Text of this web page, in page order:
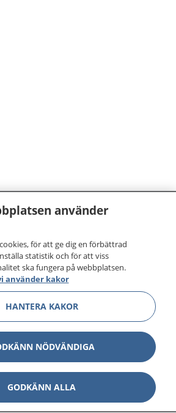
din hälsa och vård
om hälsa och information om
mottagningar du kan kontakta.
din journal och göra dina
telefonnummer 1177 för
dygnet runt.
du vill må bättre.
använder
för att ge dig en förbättrad
statistik och för att viss
ska fungera på webbplatsen.
använder kakor
HANTERA KAKOR
NÖDVÄNDIGA
GODKÄNN ALLA